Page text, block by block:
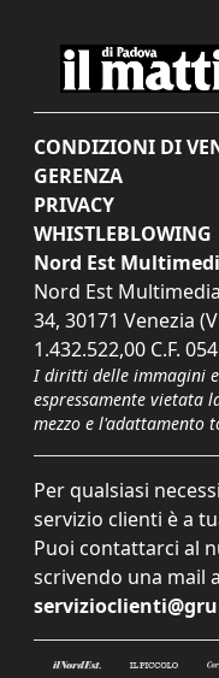
CONDIZIONI DI
GERENZA
PRIVACY
WHISTLEBLOWING
Nord Est
Nord Est
34, 30171 Venezia
1.432.522,00 C.F.
I diritti delle immagini
espressamente vietata
mezzo e l'adattamento
Per qualsiasi
servizio clienti è a
Puoi contattarci al
scrivendo una mail a